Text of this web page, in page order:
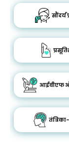
सौंदर्य
आईवीएफ